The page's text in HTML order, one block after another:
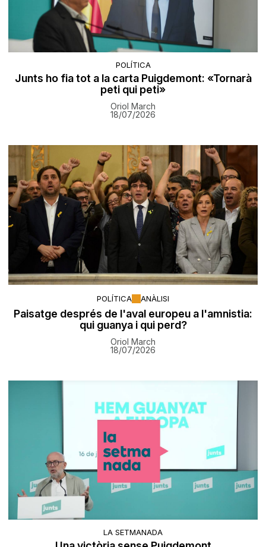
POLÍTICA
Junts ho fia tot a la carta Puigdemont: «Tornarà
peti qui peti»
Oriol March
18/07/2026
POLÍTICA ANÀLISI
Paisatge després de l'aval europeu a l'amnistia:
qui guanya i qui perd?
Oriol March
18/07/2026
LA SETMANADA